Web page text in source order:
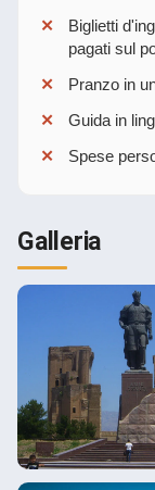
Biglietti
pagati sul
Pranzo in
Guida in
Spese
Galleria